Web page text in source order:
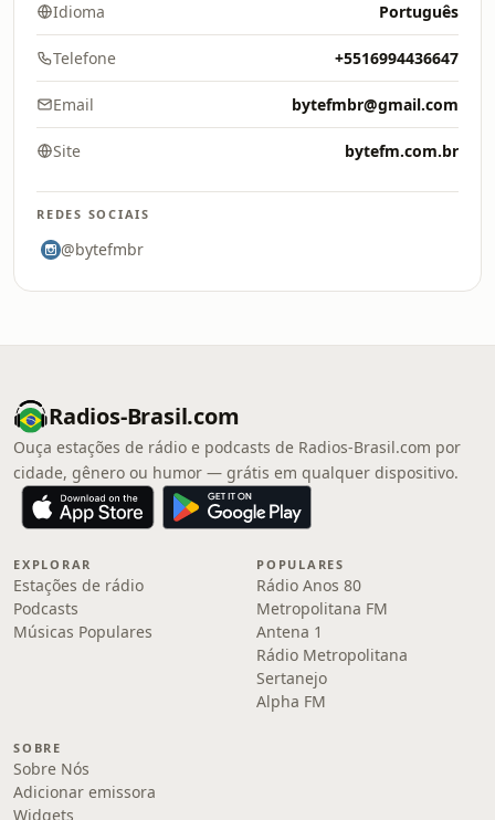
Idioma Português
Telefone +5516994436647
Email bytefmbr@gmail.com
Site bytefm.com.br
REDES SOCIAIS
@bytefmbr
Radios-Brasil.com
Ouça estações de rádio e podcasts de Radios-Brasil.com por
cidade, gênero ou humor — grátis em qualquer dispositivo.
EXPLORAR
Estações de rádio
Podcasts
Músicas Populares
POPULARES
Rádio Anos 80
Metropolitana FM
Antena 1
Rádio Metropolitana
Sertanejo
Alpha FM
SOBRE
Sobre Nós
Adicionar emissora
Widgets